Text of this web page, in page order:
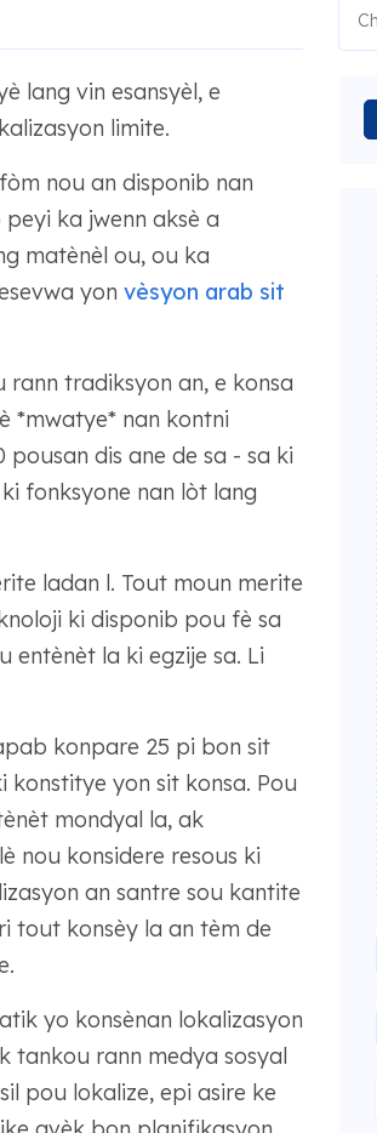
lang vin esansyèl, e
limite.
nou an disponib nan
ka jwenn aksè a
matènèl ou, ou ka
yon vèsyon arab sit
rann tradiksyon an, e konsa
*mwatye* nan kontni
dis ane de sa - sa ki
fonksyone nan lòt lang
ladan l. Tout moun merite
ki disponib pou fè sa
entènèt la ki egzije sa. Li
konpare 25 pi bon sit
yon sit konsa. Pou
mondyal la, ak
nou konsidere resous ki
an santre sou kantite
tout konsèy la an tèm de
yo konsènan lokalizasyon
tankou rann medya sosyal
pou lokalize, epi asire ke